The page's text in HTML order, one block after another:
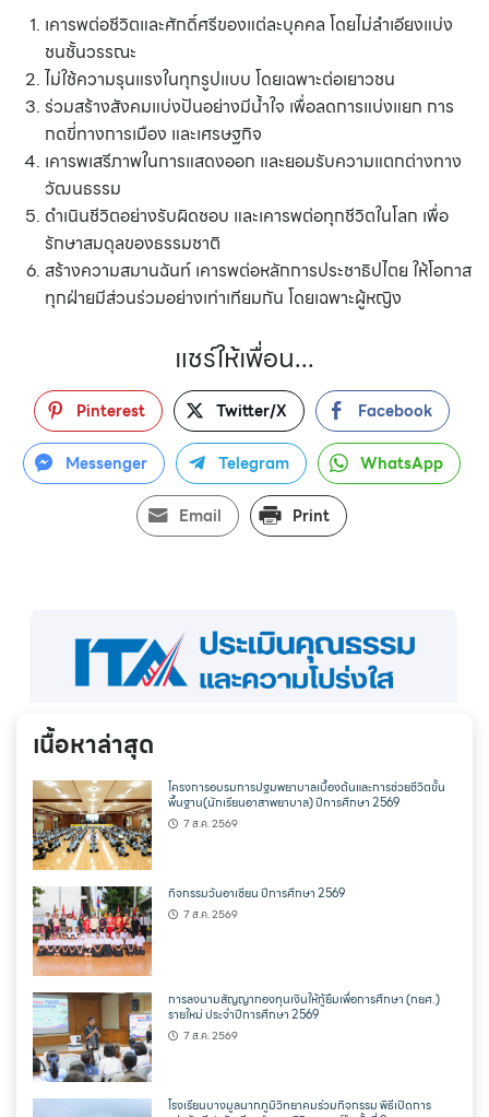
เคารพต่อชีวิตและศักดิ์ศรีของแต่ละบุคคล โดยไม่ลำเอียงแบ่ง
ชนชั้นวรรณะ
ไม่ใช้ความรุนแรงในทุกรูปแบบ โดยเฉพาะต่อเยาวชน
ร่วมสร้างสังคมแบ่งปันอย่างมีน้ำใจ เพื่อลดการแบ่งแยก การ
กดขี่ทางการเมือง และเศรษฐกิจ
เคารพเสรีภาพในการแสดงออก และยอมรับความแตกต่างทาง
วัฒนธรรม
ดำเนินชีวิตอย่างรับผิดชอบ และเคารพต่อทุกชีวิตในโลก เพื่อ
รักษาสมดุลของธรรมชาติ
สร้างความสมานฉันท์ เคารพต่อหลักการประชาธิปไตย ให้โอกาส
ทุกฝ่ายมีส่วนร่วมอย่างเท่าเทียมกัน โดยเฉพาะผู้หญิง
แชร์ให้เพื่อน...
Pinterest Twitter/X Facebook
Messenger Telegram WhatsApp
Email Print
เนื้อหาล่าสุด
โครงการอบรมการปฐมพยาบาลเบื้องต้นและการช่วยชีวิตขั้น
พื้นฐาน(นักเรียนอาสาพยาบาล) ปีการศึกษา 2569
7 ส.ค. 2569
กิจกรรมวันอาเซียน ปีการศึกษา 2569
7 ส.ค. 2569
การลงนามสัญญากองทุนเงินให้กู้ยืมเพื่อการศึกษา (กยศ.)
รายใหม่ ประจำปีการศึกษา 2569
7 ส.ค. 2569
โรงเรียนบางมูลนากภูมิวิทยาคมร่วมกิจกรรม พิธีเปิดการ